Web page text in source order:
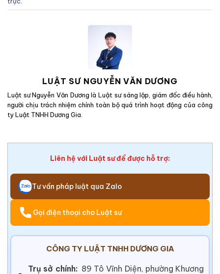
LUẬT SƯ NGUYỄN VĂN DƯƠNG
Luật sư Nguyễn Văn Dương là Luật sư sáng lập, giám đốc điều hành,
người chịu trách nhiệm chính toàn bộ quá trình hoạt động của công
ty Luật TNHH Dương Gia.
Liên hệ với Luật sư để được hỗ trợ:
Tư vấn pháp luật qua Zalo
Gọi điện thoại cho Luật sư
CÔNG TY LUẬT TNHH DƯƠNG GIA
Trụ sở chính: 89 Tô Vĩnh Diện, phường Khương